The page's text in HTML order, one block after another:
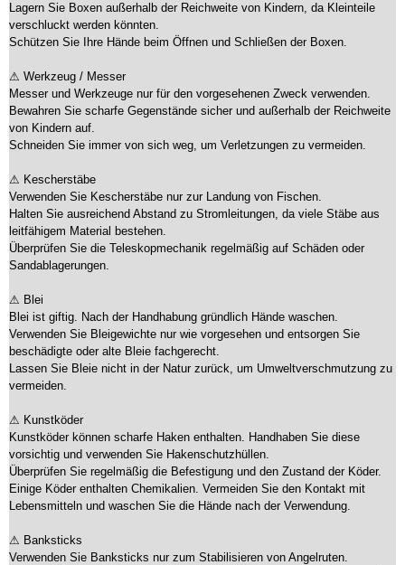
Lagern Sie Boxen außerhalb der Reichweite von Kindern, da Kleinteile
verschluckt werden könnten.
Schützen Sie Ihre Hände beim Öffnen und Schließen der Boxen.
⚠ Werkzeug / Messer
Messer und Werkzeuge nur für den vorgesehenen Zweck verwenden.
Bewahren Sie scharfe Gegenstände sicher und außerhalb der Reichweite
von Kindern auf.
Schneiden Sie immer von sich weg, um Verletzungen zu vermeiden.
⚠ Kescherstäbe
Verwenden Sie Kescherstäbe nur zur Landung von Fischen.
Halten Sie ausreichend Abstand zu Stromleitungen, da viele Stäbe aus
leitfähigem Material bestehen.
Überprüfen Sie die Teleskopmechanik regelmäßig auf Schäden oder
Sandablagerungen.
⚠ Blei
Blei ist giftig. Nach der Handhabung gründlich Hände waschen.
Verwenden Sie Bleigewichte nur wie vorgesehen und entsorgen Sie
beschädigte oder alte Bleie fachgerecht.
Lassen Sie Bleie nicht in der Natur zurück, um Umweltverschmutzung zu
vermeiden.
⚠ Kunstköder
Kunstköder können scharfe Haken enthalten. Handhaben Sie diese
vorsichtig und verwenden Sie Hakenschutzhüllen.
Überprüfen Sie regelmäßig die Befestigung und den Zustand der Köder.
Einige Köder enthalten Chemikalien. Vermeiden Sie den Kontakt mit
Lebensmitteln und waschen Sie die Hände nach der Verwendung.
⚠ Banksticks
Verwenden Sie Banksticks nur zum Stabilisieren von Angelruten.